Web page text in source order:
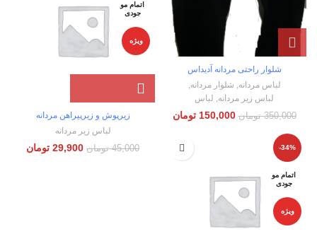
شلوار راحتی مردانه آدیداس
لباس مردانه, شلوار مردانه,
لباس زیر مردانه, لباس
350,000 تومان 150,000 تومان
اتمام مو
جودی
ویژه
زیرپوش و زیرپیراهن مردانه
لباس زیر مردانه
45,000 تومان 29,900 تومان -34%
اتمام مو
جودی
ویژه